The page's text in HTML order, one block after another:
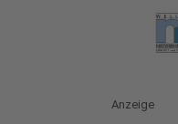
Anzeige